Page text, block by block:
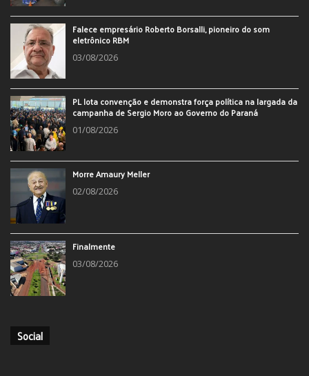
Falece empresário Roberto Borsalli, pioneiro do som
eletrônico RBM
03/08/2026
PL lota convenção e demonstra força política na largada da
campanha de Sergio Moro ao Governo do Paraná
01/08/2026
Morre Amaury Meller
02/08/2026
Finalmente
03/08/2026
Social